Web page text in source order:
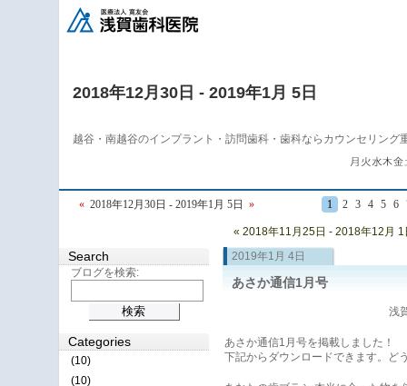
2018年12月30日 - 2019年1月 5日
越谷・南越谷のインプラント・訪問歯科・歯科ならカウンセリング
« 2018年12月30日 - 2019年1月 5日 » 1 2 3 4 5 6
2019年1月 4日
あさか通信1月号
浅
あさか通信1月号を掲載しました！
下記からダウンロードできます。ど
« 2018年11月25日 - 2018年12月 1
Search
ブログを検索:
Categories
(10)
(10)